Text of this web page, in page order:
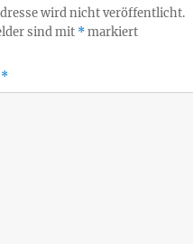
wird nicht veröffentlicht.
sind mit *markiert
*